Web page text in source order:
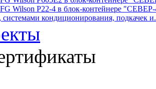
FG Wilson P22-4 в блок-контейнере
системами кондиционирования, подкачек